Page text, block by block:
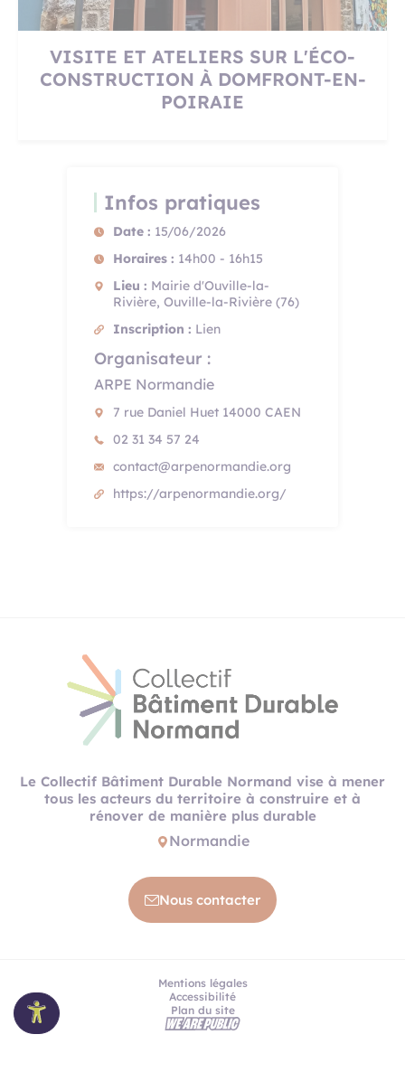
VISITE ET ATELIERS SUR L'ÉCO-
CONSTRUCTION À DOMFRONT-EN-
POIRAIE
Infos pratiques
Date : 15/06/2026
Horaires : 14h00 - 16h15
Lieu : Mairie d'Ouville-la-
Rivière, Ouville-la-Rivière (76)
Inscription : Lien
Organisateur :
ARPE Normandie
7 rue Daniel Huet 14000 CAEN
02 31 34 57 24
contact@arpenormandie.org
https://arpenormandie.org/
Le Collectif Bâtiment Durable Normand vise à mener
tous les acteurs du territoire à construire et à
rénover de manière plus durable
Normandie
Nous contacter
Mentions légales
Accessibilité
Plan du site